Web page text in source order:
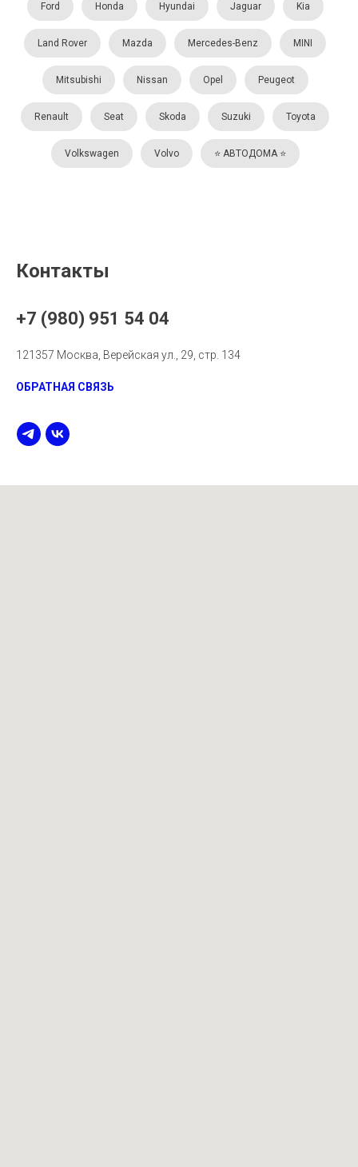
Ford Honda Hyundai Jaguar Kia
Land Rover Mazda Mercedes-Benz MINI
Mitsubishi Nissan Opel Peugeot
Renault Seat Skoda Suzuki Toyota
Volkswagen Volvo ⭐️ АВТОДОМА ⭐️
Контакты
+7 (980) 951 54 04
121357 Москва, Верейская ул., 29, стр. 134
ОБРАТНАЯ СВЯЗЬ